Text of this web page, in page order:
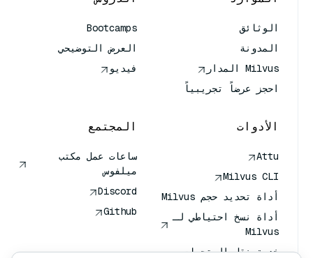
الوثائق
المدونة
Milvus المدار
احجز عرضاً تجريبياً
Bootcamps
العرض التوضيحي
فيديو
الأدوات
Attu
Milvus CLI
أداة تحديد حجم Milvus
أداة نسخ احتياطي لـ
Milvus
خدمة نقل المتجهات
المجتمع
ساعات عمل مكتب
ميلفوس
Discord
Github